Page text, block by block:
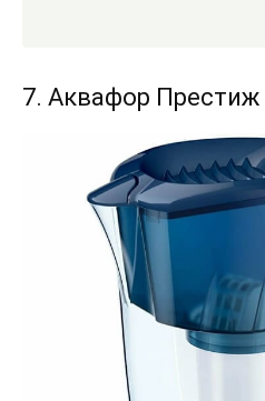
7. Аквафор Престиж